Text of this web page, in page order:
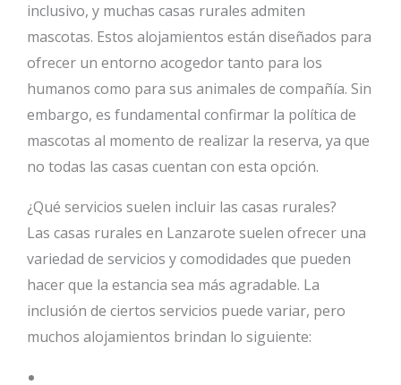
inclusivo, y muchas casas rurales admiten
mascotas. Estos alojamientos están diseñados para
ofrecer un entorno acogedor tanto para los
humanos como para sus animales de compañía. Sin
embargo, es fundamental confirmar la política de
mascotas al momento de realizar la reserva, ya que
no todas las casas cuentan con esta opción.
¿Qué servicios suelen incluir las casas rurales?
Las casas rurales en Lanzarote suelen ofrecer una
variedad de servicios y comodidades que pueden
hacer que la estancia sea más agradable. La
inclusión de ciertos servicios puede variar, pero
muchos alojamientos brindan lo siguiente: